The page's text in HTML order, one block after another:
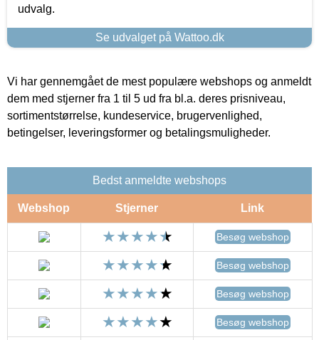
udvalg.
Se udvalget på Wattoo.dk
Vi har gennemgået de mest populære webshops og anmeldt
dem med stjerner fra 1 til 5 ud fra bl.a. deres prisniveau,
sortimentstørrelse, kundeservice, brugervenlighed,
betingelser, leveringsformer og betalingsmuligheder.
Bedst anmeldte webshops
Webshop Stjerner Link
Besøg webshop
Besøg webshop
Besøg webshop
Besøg webshop